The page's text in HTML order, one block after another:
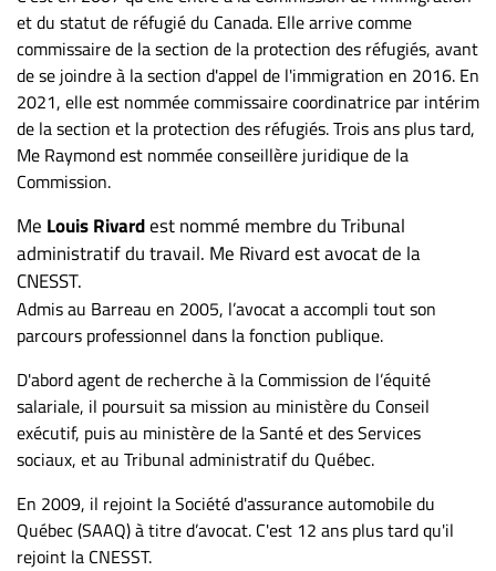
et du statut de réfugié du Canada. Elle arrive comme
commissaire de la section de la protection des réfugiés, avant
de se joindre à la section d'appel de l'immigration en 2016. En
2021, elle est nommée commissaire coordinatrice par intérim
de la section et la protection des réfugiés. Trois ans plus tard,
Me Raymond est nommée conseillère juridique de la
Commission.
Me Louis Rivardest nommé membre du Tribunal
administratif du travail. Me Rivard est avocat de la
CNESST.
Admis au Barreau en 2005, l’avocat a accompli tout son
parcours professionnel dans la fonction publique.
D'abord agent de recherche à la Commission de l’équité
salariale, il poursuit sa mission au ministère du Conseil
exécutif, puis au ministère de la Santé et des Services
sociaux, et au Tribunal administratif du Québec.
En 2009, il rejoint la Société d'assurance automobile du
Québec (SAAQ) à titre d’avocat. C'est 12 ans plus tard qu'il
rejoint la CNESST.